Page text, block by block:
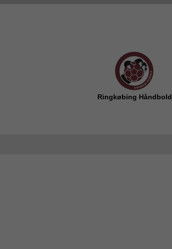
Ringkøbing Håndbold